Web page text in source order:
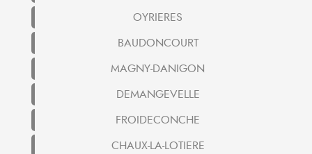
OYRIERES
BAUDONCOURT
MAGNY-DANIGON
DEMANGEVELLE
FROIDECONCHE
CHAUX-LA-LOTIERE